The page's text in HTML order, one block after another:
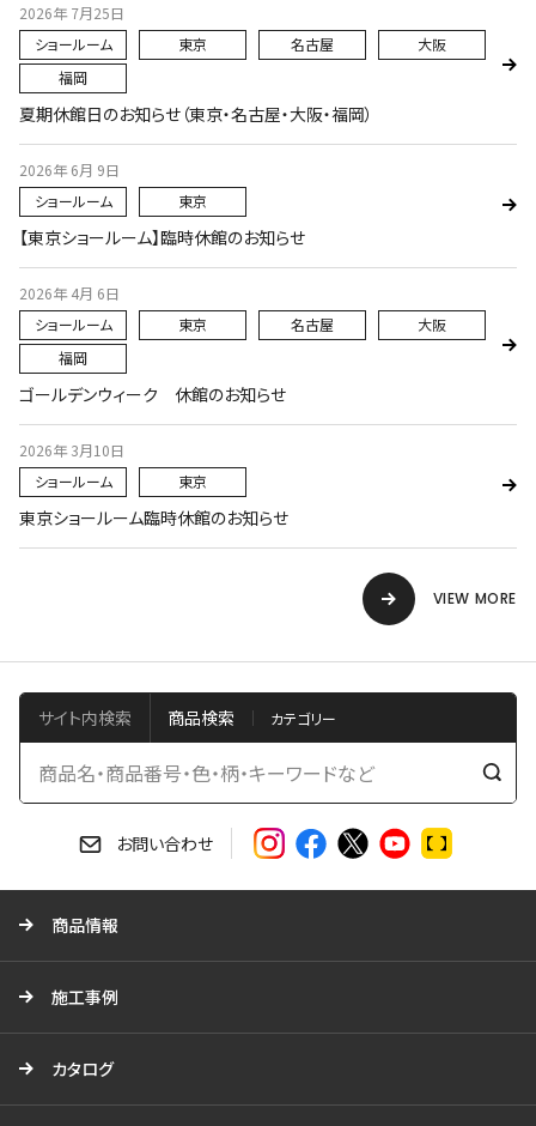
2026年 7月25日
ショールーム
東京 名古屋
大阪
福岡
夏期休館日のお知らせ（東京・名古屋・大阪・福岡）
2026年 6月 9日
ショールーム
東京
【東京ショールーム】臨時休館のお知らせ
2026年 4月 6日
ショールーム
東京 名古屋
大阪
福岡
ゴールデンウィーク 休館のお知らせ
2026年 3月10日
ショールーム
東京
東京ショールーム臨時休館のお知らせ
VIEW MORE
サイト内検索 商品検索
検
お問い合わせ
商品情報
施工事例
カタログ